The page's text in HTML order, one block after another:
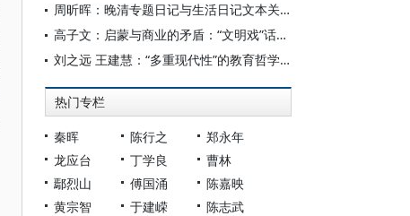
周昕晖：晚清专题日记与生活日记文本关系研究
高子文：启蒙与商业的矛盾：“文明戏”话语建构及其现代性焦虑
刘之远 王建慧：“多重现代性”的教育哲学：比较教育理论范式再思
热门专栏
秦晖 陈行之
郑永年
龙应台
丁学良
曹林
鄢烈山
傅国涌
陈嘉映
黄宗智
于建嵘
陈志武